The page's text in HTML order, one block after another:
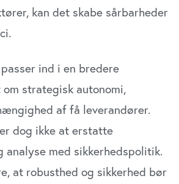
kan det skabe sårbarheder
ind i en bredere
strategisk autonomi,
af få leverandører.
dog ikke at erstatte
analyse med sikkerhedspolitik.
at robusthed og sikkerhed bør